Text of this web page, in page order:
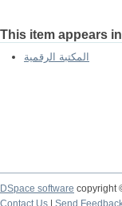
This item appears
المكتبة الرقمية
DSpace software copyright
Contact Us
Send